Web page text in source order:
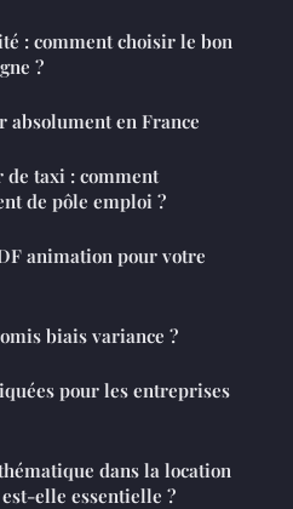
: comment choisir le bon
?
absolument en France
taxi : comment
de pôle emploi ?
animation pour votre
biais variance ?
pour les entreprises
dans la location
elle essentielle ?